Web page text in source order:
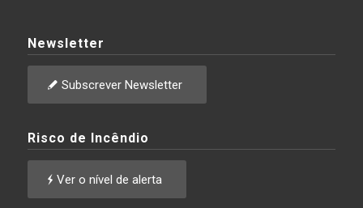
Newsletter
Subscrever Newsletter
Risco de Incêndio
Ver o nível de alerta